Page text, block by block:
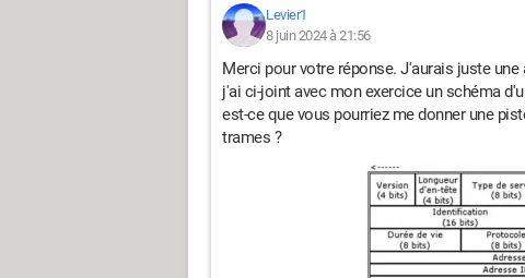
Levier1
8 juin 2024 à 21:56
Merci pour votre réponse. J'aurais juste une
j'ai ci-joint avec mon exercice un schéma
est-ce que vous pourriez me donner une
trames ?